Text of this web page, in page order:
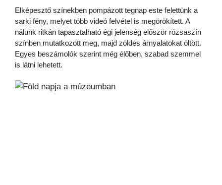
Elképesztő színekben pompázott tegnap este felettünk a
sarki fény, melyet több videó felvétel is megörökített. A
nálunk ritkán tapasztalható égi jelenség először rózsaszín
színben mutatkozott meg, majd zöldes árnyalatokat öltött.
Egyes beszámolók szerint még élőben, szabad szemmel
is látni lehetett.